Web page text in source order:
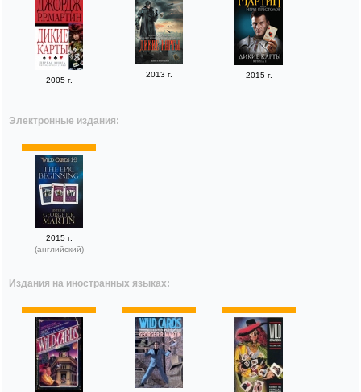
2005 г.
2013 г. 2015 г.
Электронные издания:
2015 г.
(английский)
Издания на иностранных языках: